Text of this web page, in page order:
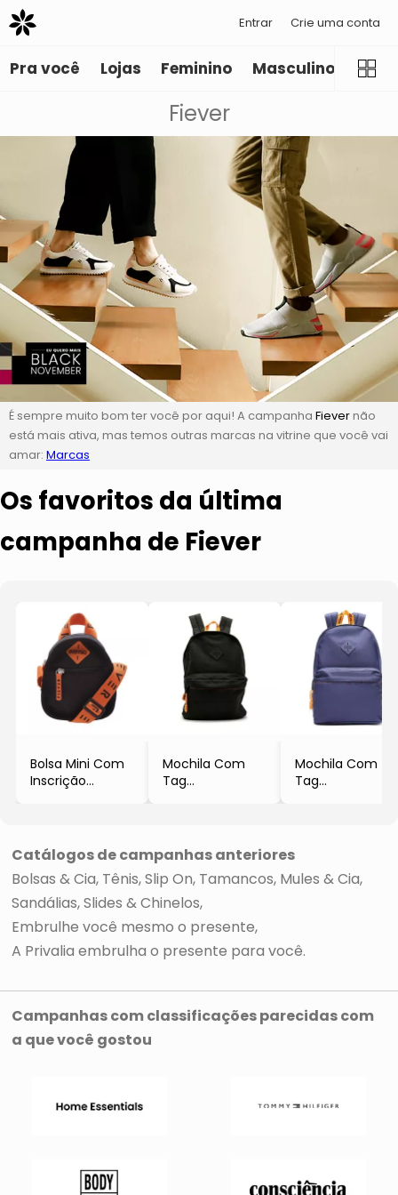
Entrar Crie uma conta
Pra você Lojas Feminino Masculino
Fiever
É sempre muito bom ter você por aqui! A campanha Fievernão
está mais ativa, mas temos outras marcas na vitrine que você vai
amar: Marcas
Os favoritos da última
campanha de Fiever
Bolsa Mini Com
Inscrição
Mochila Com
Tag
Mochila Com
Tag
Catálogos de campanhas anteriores
Bolsas & Cia Tênis Slip On Tamancos, Mules & Cia
Sandálias Slides & Chinelos
Embrulhe você mesmo o presente
A Privalia embrulha o presente para você
Campanhas com classificações parecidas com
a que você gostou